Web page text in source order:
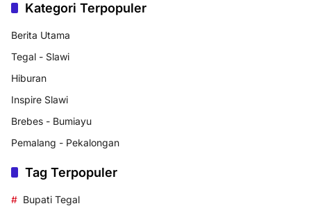
Kategori Terpopuler
Berita Utama
Tegal - Slawi
Hiburan
Inspire Slawi
Brebes - Bumiayu
Pemalang - Pekalongan
Tag Terpopuler
Bupati Tegal